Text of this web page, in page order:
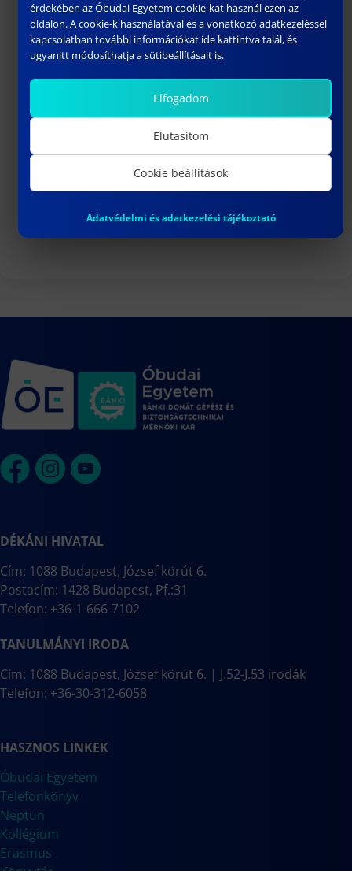
AUG
26
18:00-23:30
BÁNKI GÓLYATALI 2026
1
szeptember 01
Welcome Fesztivál
Bánki Gólyatábor – 2026
SZEPT 10:15-13:00
DR. VARGA PÉTER JÁNOS egyetemi
docens habilitációs eljárása
Naptár megtekintése
DÉKÁNI HIVATAL
Cím: 1088 Budapest, József körút 6.
Postacím: 1428 Budapest, Pf.:31
Telefon: +36-1-666-7102
TANULMÁNYI IRODA
Cím: 1088 Budapest, József körút 6. | J.52-J.53 irodák
Telefon: +36-30-312-6058
HASZNOS LINKEK
Óbudai Egyetem
Telefonkönyv
Neptun
Kollégium
Erasmus
érdekében az Óbudai Egyetem cookie-kat használ ezen az
oldalon. A cookie-k használatával és a vonatkozó adatkezeléssel
kapcsolatban további információkat ide kattintva talál, és
ugyanitt módosíthatja a sütibeállításait is.
Elfogadom
Elutasítom
Cookie beállítások
Adatvédelmi és adatkezelési tájékoztató